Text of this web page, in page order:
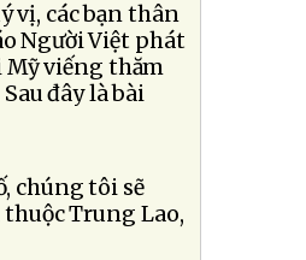
vị, các bạn thân
Người Việt phát
Mỹ viếng thăm
đây là bài
chúng tôi sẽ
Trung Lao,